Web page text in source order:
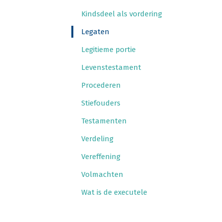
Kinds­deel als vordering
Lega­ten
Legi­tie­me portie
Levens­tes­ta­ment
Pro­ce­de­ren
Stief­ou­ders
Tes­ta­men­ten
Ver­de­ling
Ver­ef­fe­ning
Vol­mach­ten
Wat is de executele